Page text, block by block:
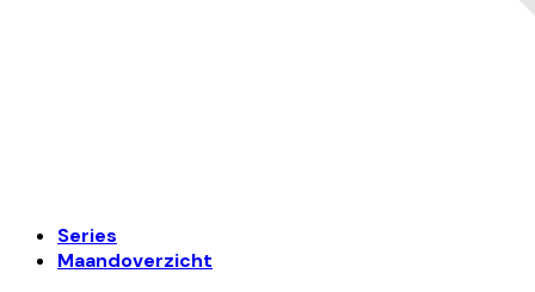
Series
Maandoverzicht